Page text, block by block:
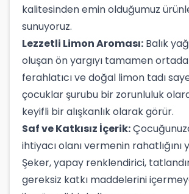
kalitesinden emin olduğumuz
sunuyoruz.
Lezzetli Limon Aroması: Balık
oluşan ön yargıyı tamamen
ferahlatıcı ve doğal limon tadı
çocuklar şurubu bir zorunluluk
keyifli bir alışkanlık olarak görür.
Saf ve Katkısız İçerik:
ihtiyacı olanı vermenin rahatlığını
Şeker, yapay renklendirici,
gereksiz katkı maddelerini